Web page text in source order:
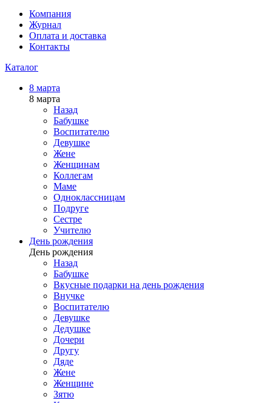
Компания
Журнал
Оплата и доставка
Контакты
Каталог
8 марта
8 марта
Назад
Бабушке
Воспитателю
Девушке
Жене
Женщинам
Коллегам
Маме
Одноклассницам
Подруге
Сестре
Учителю
День рождения
День рождения
Назад
Бабушке
Вкусные подарки на день рождения
Внучке
Воспитателю
Девушке
Дедушке
Дочери
Другу
Дяде
Жене
Женщине
Зятю